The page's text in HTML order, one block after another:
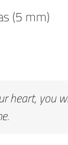
(5 mm)
heart, you